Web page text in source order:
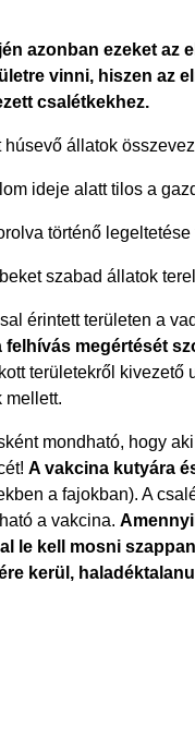
azonban ezeket az
vinni, hiszen az
csalétkekhez.
állatok
ideje alatt tilos a
történő legeltetése
szabad állatok
érintett területen a
felhívás megértését
területekről kivezető
mellett.
mondható, hogy
A vakcina kutyára
a fajokban). A
a vakcina.
le kell mosni
kerül,